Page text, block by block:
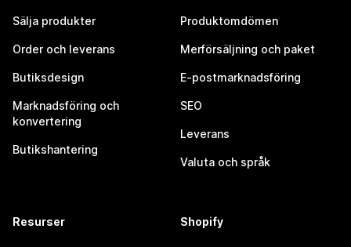
Sälja produkter
Order och leverans
Butiksdesign
Marknadsföring och
konvertering
Butikshantering
Produktomdömen
Merförsäljning och paket
E-postmarknadsföring
SEO
Leverans
Valuta och språk
Resurser Shopify